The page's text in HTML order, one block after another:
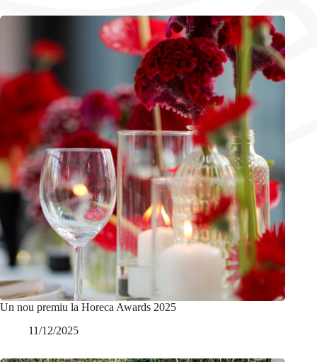
Un nou premiu la Horeca Awards 2025
11/12/2025